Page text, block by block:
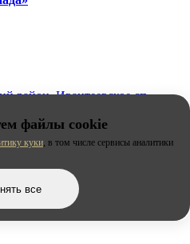
район, Ивантеевское сп,
файлы cookie
куки, в том числе сервисы аналитики
все